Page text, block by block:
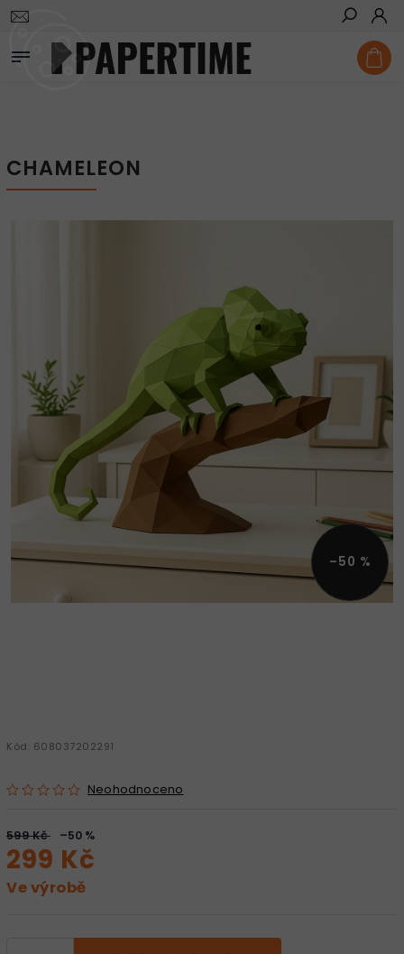
Hledat
Domů
CHAMELEON
–50 %
Kód: 608037202291
Neohodnoceno
599 Kč –50 %
299 Kč
Ve výrobě